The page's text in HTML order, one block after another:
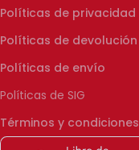
Políticas de privacidad
Políticas de devolución
Políticas de envío
Políticas de SIG
Términos y condiciones